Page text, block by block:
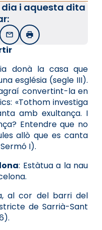
i aquesta dita
EmailImprimir
donà la casa que
es­glésia (segle III).
convertint-la en
«Tothom investiga
amb exultança. I
Entendre que no
allò que es canta
I).
: Estàtua a la nau
al cor del barri del
de Sarrià-Sant